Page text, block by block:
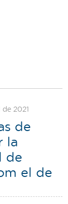
2021
de
la
de
el de